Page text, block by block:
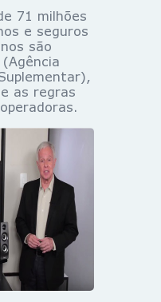
71 milhões
e seguros
são
as regras